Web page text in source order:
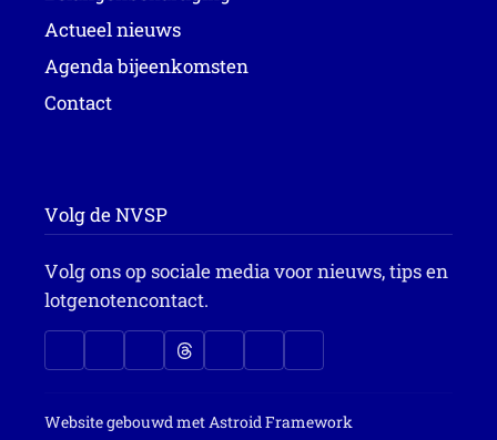
Actueel nieuws
Agenda bijeenkomsten
Contact
Volg de NVSP
Volg ons op sociale media voor nieuws, tips en
lotgenotencontact.
Website gebouwd metAstroid Framework